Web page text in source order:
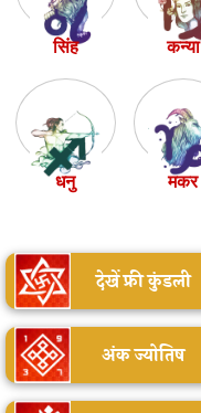
सिंह कन्या
धनु मकर
देखें फ्री कुंडली
अंक ज्योतिष